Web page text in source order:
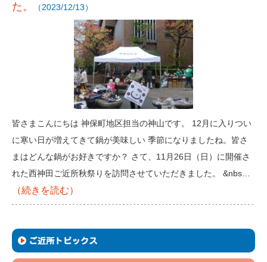
た。
（2023/12/13）
皆さまこんにちは 神保町地区担当の神山です。 12月に入りつい
に寒い日が増えてきて鍋が美味しい 季節になりましたね。皆さ
まはどんな鍋がお好きですか？ さて、11月26日（日）に開催さ
れた西神田ご近所秋祭りを訪問させていただきました。 &nbs…
（続きを読む）